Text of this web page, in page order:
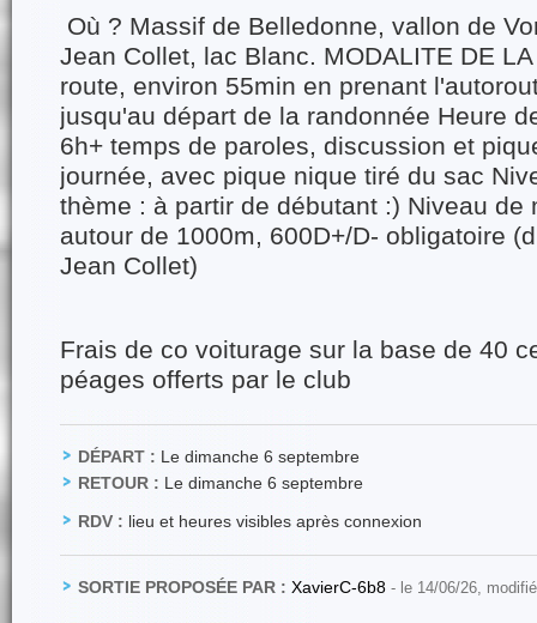
Où ? Massif de Belledonne, vallon de
Jean Collet, lac Blanc. MODALITE DE
route, environ 55min en prenant
jusqu'au départ de la randonnée Heure
6h+ temps de paroles, discussion et
journée, avec pique nique tiré du sac
thème : à partir de débutant :) Niveau de
autour de 1000m, 600D+/D- obligatoire
Jean Collet)
Frais de co voiturage sur la base de 40
péages offerts par le club
DÉPART : Le dimanche 6 septembre
RETOUR : Le dimanche 6 septembre
RDV : lieu et heures visibles après connexion
SORTIE PROPOSÉE PAR : XavierC-6b8 - le 14/06/26,